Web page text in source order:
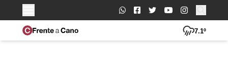
Buscar:
7.1º